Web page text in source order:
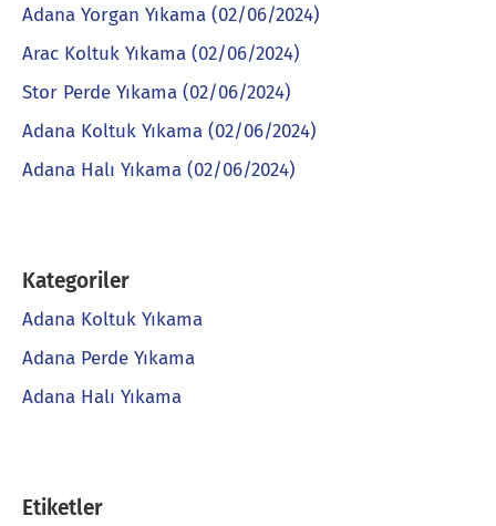
Adana Yorgan Yıkama (02/06/2024)
Arac Koltuk Yıkama (02/06/2024)
Stor Perde Yıkama (02/06/2024)
Adana Koltuk Yıkama (02/06/2024)
Adana Halı Yıkama (02/06/2024)
Kategoriler
Adana Koltuk Yıkama
Adana Perde Yıkama
Adana Halı Yıkama
Etiketler